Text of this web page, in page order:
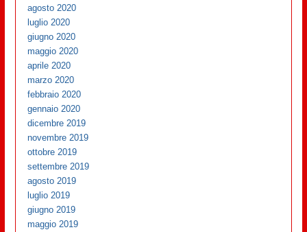
agosto 2020
luglio 2020
giugno 2020
maggio 2020
aprile 2020
marzo 2020
febbraio 2020
gennaio 2020
dicembre 2019
novembre 2019
ottobre 2019
settembre 2019
agosto 2019
luglio 2019
giugno 2019
maggio 2019